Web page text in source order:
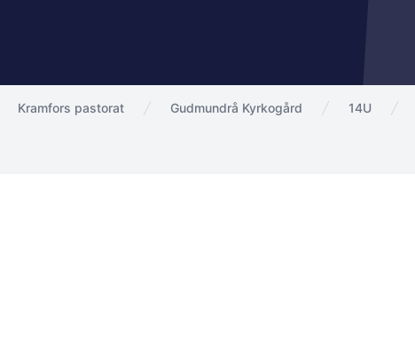
Kramfors pastorat Gudmundrå Kyrkogård 14U